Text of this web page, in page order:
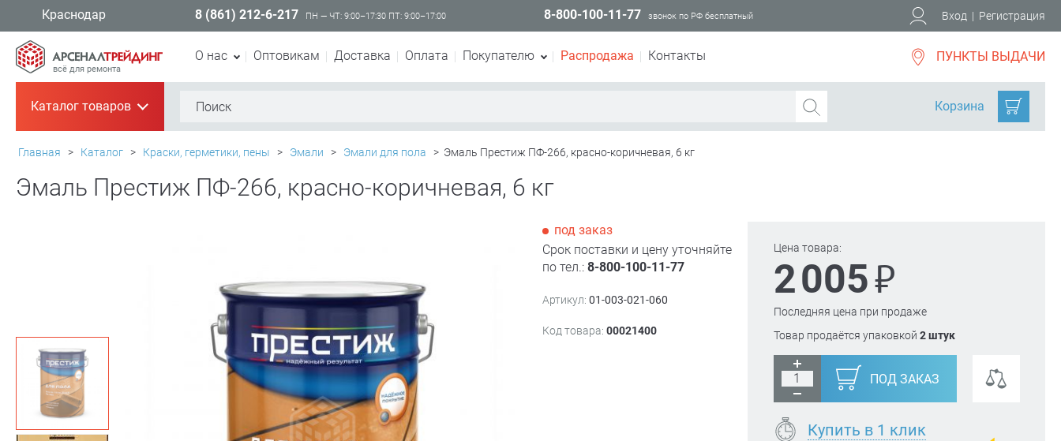
Краснодар 8 (861) 212-6-217 ПН — ЧТ: 9:00–17:30 ПТ: 9:00–17:00 8-800-100-11-77 звонок по РФ бесплатный Вход | Регистрация
всё для ремонта
О нас Оптовикам Доставка Оплата Покупателю Распродажа Контакты ПУНКТЫ ВЫДАЧИ
Каталог товаров+ Корзина
Главная > Каталог > Краски, герметики, пены > Эмали > Эмали для пола > Эмаль Престиж ПФ-266, красно-коричневая, 6 кг
Эмаль Престиж ПФ-266, красно-коричневая, 6 кг
Цена товара:
2 005₽
Последняя цена при продаже
Товар продаётся упаковкой 2 штук
ПОД ЗАКАЗ
Купить в 1 клик
под заказ
Срок поставки и цену уточняйте
по тел.:8-800-100-11-77
Артикул: 01-003-021-060
Код товара: 00021400